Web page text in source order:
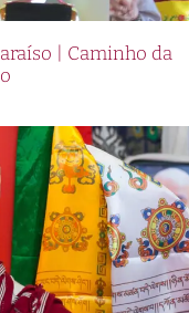
| Caminho da